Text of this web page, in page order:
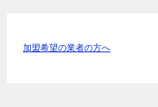
加盟希望の業者の方へ